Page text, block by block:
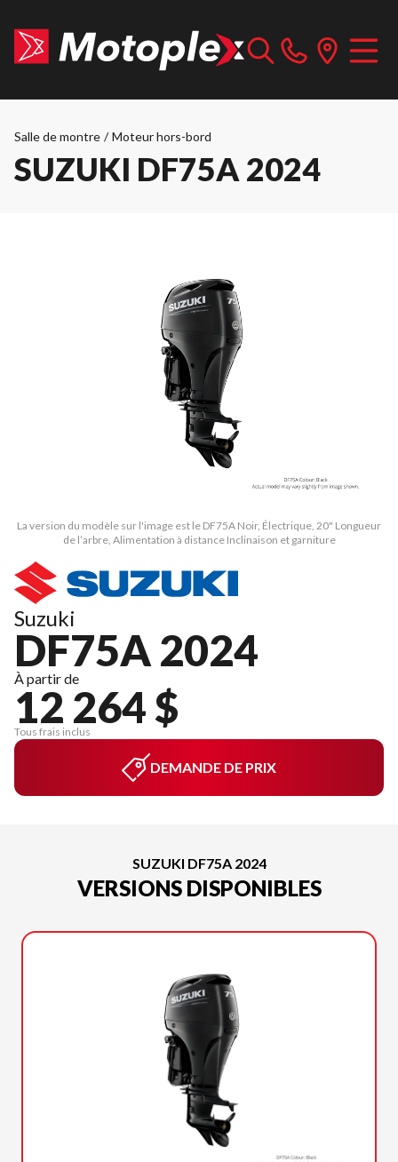
Salle de montre / Moteur hors-bord
SUZUKI DF75A 2024
La version du modèle sur l'image est le DF75A Noir, Électrique, 20" Longueur
de l’arbre, Alimentation à distance Inclinaison et garniture
Suzuki
DF75A 2024
À partir de
12 264 $
Tous frais inclus
DEMANDE DE PRIX
SUZUKI DF75A 2024
VERSIONS DISPONIBLES